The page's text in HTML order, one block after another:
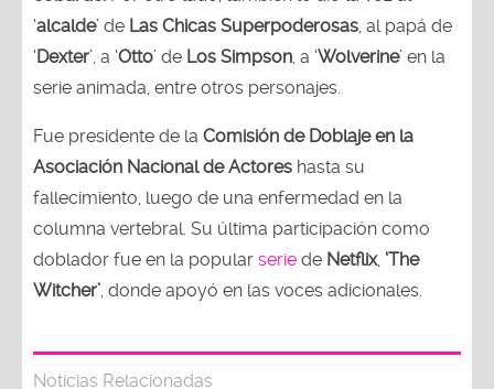
‘alcalde’ de Las Chicas Superpoderosas , al papá de
‘Dexter’, a ‘Otto’ de Los Simpson , a ‘Wolverine’ en la
serie animada, entre otros personajes.
Fue presidente de la Comisión de Doblaje en la
Asociación Nacional de Actores hasta su
fallecimiento, luego de una enfermedad en la
columna vertebral. Su última participación como
doblador fue en la popular serie de Netflix, ‘The
Witcher’ , donde apoyó en las voces adicionales.
Noticias Relacionadas